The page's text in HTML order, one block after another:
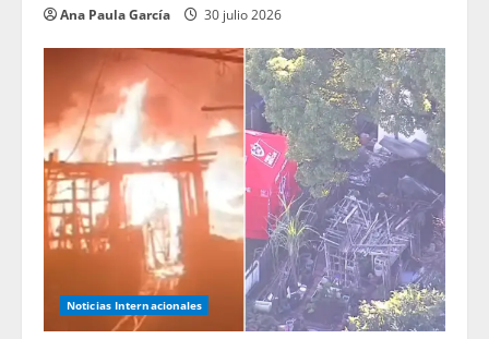
Ana Paula García 30 julio 2026
Noticias Internacionales